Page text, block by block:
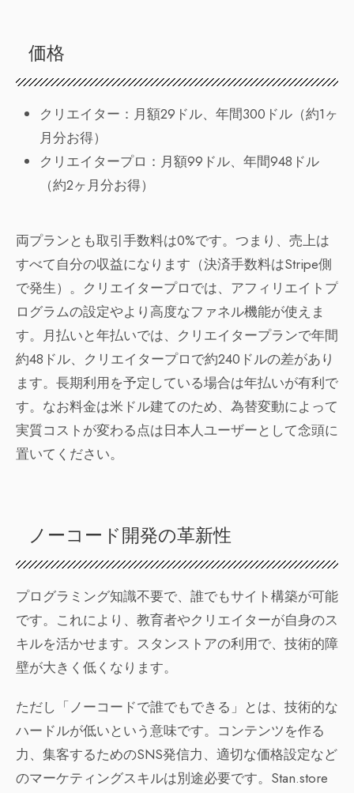
価格
クリエイター：月額29ドル、年間300ドル（約1ヶ
月分お得）
クリエイタープロ：月額99ドル、年間948ドル
（約2ヶ月分お得）
両プランとも取引手数料は0%です。つまり、売上は
すべて自分の収益になります（決済手数料はStripe側
で発生）。クリエイタープロでは、アフィリエイトプ
ログラムの設定やより高度なファネル機能が使えま
す。月払いと年払いでは、クリエイタープランで年間
約48ドル、クリエイタープロで約240ドルの差があり
ます。長期利用を予定している場合は年払いが有利で
す。なお料金は米ドル建てのため、為替変動によって
実質コストが変わる点は日本人ユーザーとして念頭に
置いてください。
ノーコード開発の革新性
プログラミング知識不要で、誰でもサイト構築が可能
です。これにより、教育者やクリエイターが自身のス
キルを活かせます。スタンストアの利用で、技術的障
壁が大きく低くなります。
ただし「ノーコードで誰でもできる」とは、技術的な
ハードルが低いという意味です。コンテンツを作る
力、集客するためのSNS発信力、適切な価格設定など
のマーケティングスキルは別途必要です。Stan.store